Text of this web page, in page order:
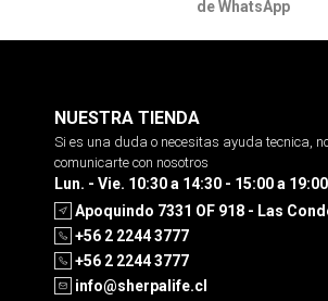
de WhatsApp
NUESTRA TIENDA
Si es una duda o necesitas ayuda tecnica,
comunicarte con nosotros
Lun. - Vie. 10:30 a 14:30 - 15:00 a 19:00
Apoquindo 7331 OF 918 - Las
+56 2 2244 3777
+56 2 2244 3777
info@sherpalife.cl